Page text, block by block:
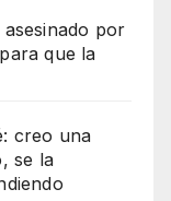
por
que la
creo una
se la